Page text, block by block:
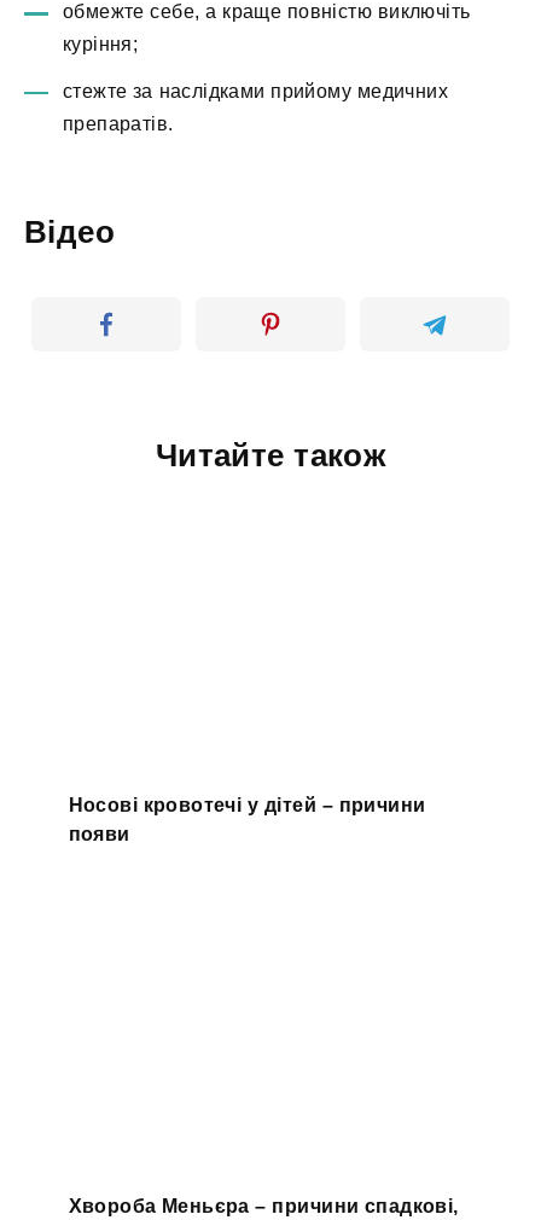
обмежте себе, а краще повністю виключіть
куріння;
стежте за наслідками прийому медичних
препаратів.
Відео
Читайте також
Носові кровотечі у дітей – причини
появи
Хвороба Меньєра – причини спадкові,